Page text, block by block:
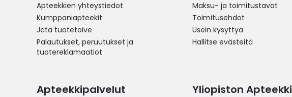
Apteekkien yhteystiedot
Kumppaniapteekit
Jätä tuotetoive
Palautukset, peruutukset ja
tuotereklamaatiot
Maksu- ja toimitustavat
Toimitusehdot
Usein kysyttyä
Hallitse evästeitä
Apteekkipalvelut Yliopiston Apteekki